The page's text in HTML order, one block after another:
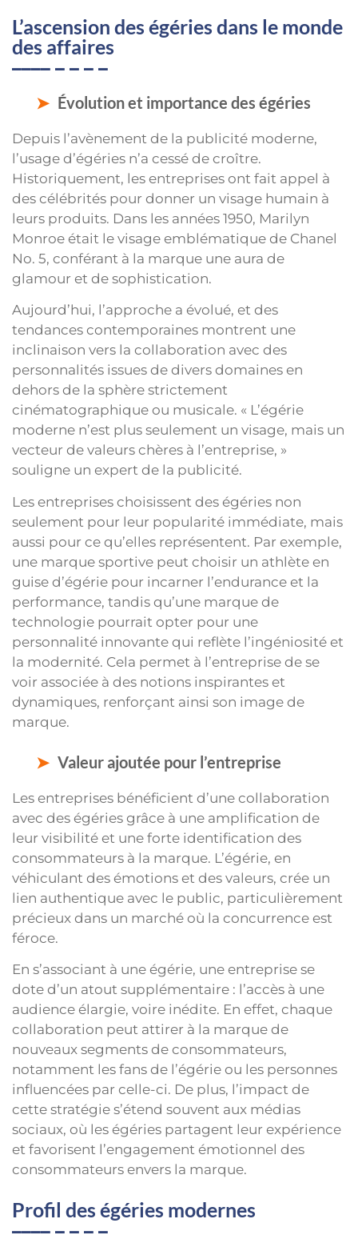
L’ascension des égéries dans le monde
des affaires
Évolution et importance des égéries
Depuis l’avènement de la publicité moderne,
l’usage d’égéries n’a cessé de croître.
Historiquement, les entreprises ont fait appel à
des célébrités pour donner un visage humain à
leurs produits. Dans les années 1950, Marilyn
Monroe était le visage emblématique de Chanel
No. 5, conférant à la marque une aura de
glamour et de sophistication.
Aujourd’hui, l’approche a évolué, et des
tendances contemporaines montrent une
inclinaison vers la collaboration avec des
personnalités issues de divers domaines en
dehors de la sphère strictement
cinématographique ou musicale. « L’égérie
moderne n’est plus seulement un visage, mais un
vecteur de valeurs chères à l’entreprise, »
souligne un expert de la publicité.
Les entreprises choisissent des égéries non
seulement pour leur popularité immédiate, mais
aussi pour ce qu’elles représentent. Par exemple,
une marque sportive peut choisir un athlète en
guise d’égérie pour incarner l’endurance et la
performance, tandis qu’une marque de
technologie pourrait opter pour une
personnalité innovante qui reflète l’ingéniosité et
la modernité. Cela permet à l’entreprise de se
voir associée à des notions inspirantes et
dynamiques, renforçant ainsi son image de
marque.
Valeur ajoutée pour l’entreprise
Les entreprises bénéficient d’une collaboration
avec des égéries grâce à une amplification de
leur visibilité et une forte identification des
consommateurs à la marque. L’égérie, en
véhiculant des émotions et des valeurs, crée un
lien authentique avec le public, particulièrement
précieux dans un marché où la concurrence est
féroce.
En s’associant à une égérie, une entreprise se
dote d’un atout supplémentaire : l’accès à une
audience élargie, voire inédite. En effet, chaque
collaboration peut attirer à la marque de
nouveaux segments de consommateurs,
notamment les fans de l’égérie ou les personnes
influencées par celle-ci. De plus, l’impact de
cette stratégie s’étend souvent aux médias
sociaux, où les égéries partagent leur expérience
et favorisent l’engagement émotionnel des
consommateurs envers la marque.
Profil des égéries modernes